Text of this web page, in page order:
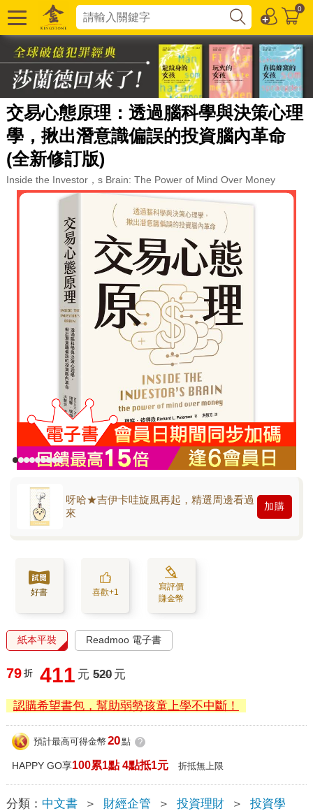
0
交易心態原理：透過腦科學與決策心理
學，揪出潛意識偏誤的投資腦內革命
(全新修訂版)
Inside the Investor，s Brain: The Power of Mind Over Money
呀哈★吉伊卡哇旋風再起，精選周邊看過
來
加購
好書 喜歡+1
寫評價
賺金幣
紙本平裝 Readmoo 電子書
79 折 411 元 520 元
認購希望書包，幫助弱勢孩童上學不中斷！
預計最高可得金幣 20點 ?
HAPPY GO享100累1點 4點抵1元 折抵無上限
分類： 中文書 ＞ 財經企管 ＞ 投資理財 ＞ 投資學